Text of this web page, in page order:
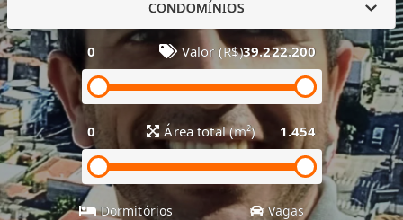
CONDOMÍNIOS
0 Valor (R$)39.222.200
0 Área total (m²) 1.454
Dormitórios Vagas